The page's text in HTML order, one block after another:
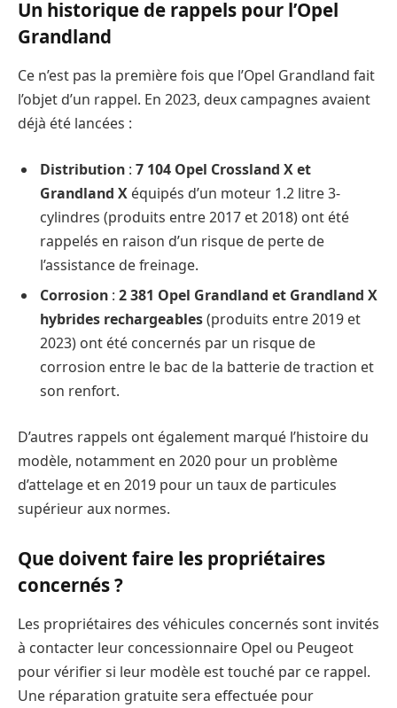
Un historique de rappels pour l’Opel
Grandland
Ce n’est pas la première fois que l’Opel Grandland fait
l’objet d’un rappel. En 2023, deux campagnes avaient
déjà été lancées :
Distribution : 7 104 Opel Crossland X et
Grandland X équipés d’un moteur 1.2 litre 3-
cylindres (produits entre 2017 et 2018) ont été
rappelés en raison d’un risque de perte de
l’assistance de freinage.
Corrosion : 2 381 Opel Grandland et Grandland X
hybrides rechargeables(produits entre 2019 et
2023) ont été concernés par un risque de
corrosion entre le bac de la batterie de traction et
son renfort.
D’autres rappels ont également marqué l’histoire du
modèle, notamment en 2020 pour un problème
d’attelage et en 2019 pour un taux de particules
supérieur aux normes.
Que doivent faire les propriétaires
concernés ?
Les propriétaires des véhicules concernés sont invités
à contacter leur concessionnaire Opel ou Peugeot
pour vérifier si leur modèle est touché par ce rappel.
Une réparation gratuite sera effectuée pour